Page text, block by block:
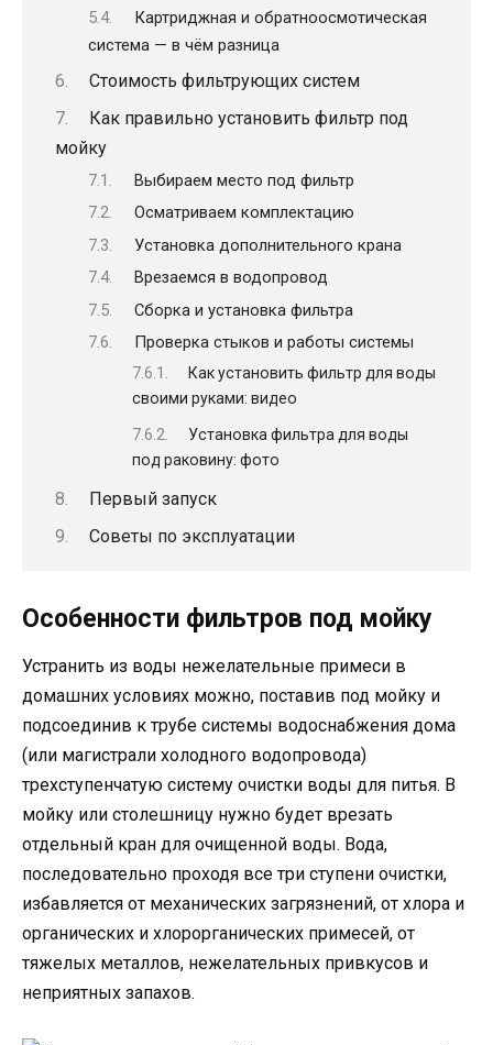
Картриджная и обратноосмотическая
система — в чём разница
Стоимость фильтрующих систем
Как правильно установить фильтр под
мойку
Выбираем место под фильтр
Осматриваем комплектацию
Установка дополнительного крана
Врезаемся в водопровод
Сборка и установка фильтра
Проверка стыков и работы системы
Как установить фильтр для воды
своими руками: видео
Установка фильтра для воды
под раковину: фото
Первый запуск
Советы по эксплуатации
Особенности фильтров под мойку
Устранить из воды нежелательные примеси в
домашних условиях можно, поставив под мойку и
подсоединив к трубе системы водоснабжения дома
(или магистрали холодного водопровода)
трехступенчатую систему очистки воды для питья. В
мойку или столешницу нужно будет врезать
отдельный кран для очищенной воды. Вода,
последовательно проходя все три ступени очистки,
избавляется от механических загрязнений, от хлора и
органических и хлорорганических примесей, от
тяжелых металлов, нежелательных привкусов и
неприятных запахов.